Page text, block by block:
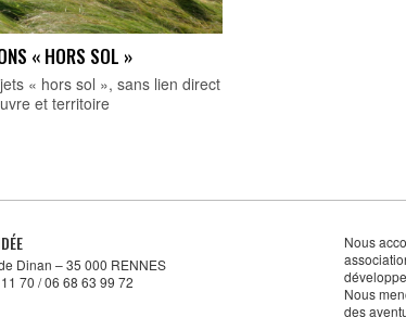
« HORS SOL »
« hors sol », sans lien direct
et territoire
Dinan – 35 000 RENNES
70 / 06 68 63 99 72
Nous
Nous
des